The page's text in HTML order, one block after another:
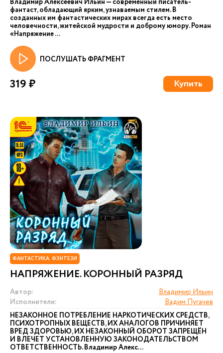
Владимир Алексеевич Ильин — современный писатель-
фантаст, обладающий ярким, узнаваемым стилем. В
созданных им фантастических мирах всегда есть место
человечности, житейской мудрости и доброму юмору. Роман
«Напряжение ...
ПОСЛУШАТЬ ФРАГМЕНТ
319 ₽ Купить
ФАНТАСТИКА. ФЭНТЕЗИ
НАПРЯЖЕНИЕ. КОРОННЫЙ РАЗРЯД
Автор:
Владимир Ильин
Исполнители:
Вадим Пугачев
НЕЗАКОННОЕ ПОТРЕБЛЕНИЕ НАРКОТИЧЕСКИХ СРЕДСТВ,
ПСИХОТРОПНЫХ ВЕЩЕСТВ, ИХ АНАЛОГОВ ПРИЧИНЯЕТ
ВРЕД ЗДОРОВЬЮ, ИХ НЕЗАКОННЫЙ ОБОРОТ ЗАПРЕЩЁН
И ВЛЕЧЕТ УСТАНОВЛЕННУЮ ЗАКОНОДАТЕЛЬСТВОМ
ОТВЕТСТВЕННОСТЬ. Владимир Алекс...